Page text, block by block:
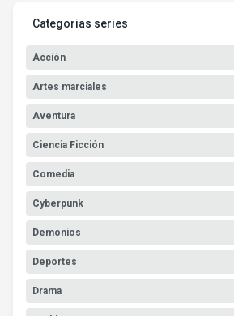
Categorias series
Acción
Artes marciales
Aventura
Ciencia Ficción
Comedia
Cyberpunk
Demonios
Deportes
Drama